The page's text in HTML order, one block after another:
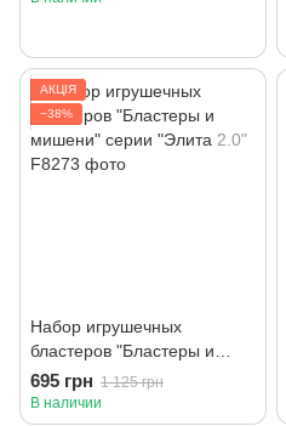
АКЦІЯ
−38%
Набор игрушечных
бластеров "Бластеры и
мишени" серии "Элита 2.0"
695 грн 1 125 грн
В наличии